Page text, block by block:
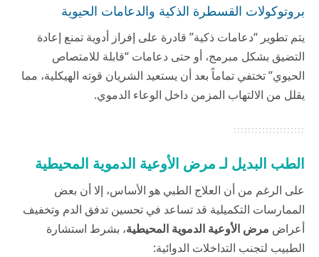
بروتوكولات القسطرة الذكية والدعامات الحيوية
يتم تطوير “دعامات ذكية” قادرة على إفراز أدوية تمنع إعادة
التضيق بشكل مبرمج، أو حتى دعامات “قابلة للامتصاص
الحيوي” تختفي تماماً بعد أن يستعيد الشريان قوته الهيكلية، مما
يقلل من الالتهاب المزمن داخل الوعاء الدموي.
الطب البديل لـ مرض الأوعية الدموية المحيطية
على الرغم من أن العلاج الطبي هو الأساس، إلا أن بعض
الممارسات التكميلية قد تساعد في تحسين تدفق الدم وتخفيف
أعراض مرض الأوعية الدموية المحيطية، بشرط استشارة
الطبيب لتجنب التداخلات الدوائية: